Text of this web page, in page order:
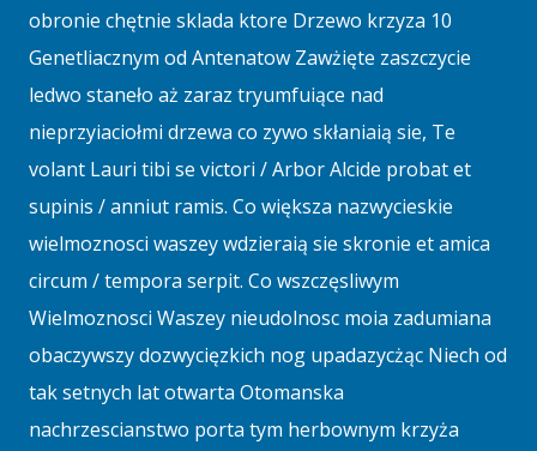
obronie chętnie sklada ktore Drzewo krzyza 10
Genetliacznym od Antenatow Zawżięte zaszczycie
ledwo staneło aż zaraz tryumfuiące nad
nieprzyiaciołmi drzewa co zywo skłaniaią sie, Te
volant Lauri tibi se victori / Arbor Alcide probat et
supinis / anniut ramis. Co większa nazwycieskie
wielmoznosci waszey wdzieraią sie skronie et amica
circum / tempora serpit. Co wszczęsliwym
Wielmoznosci Waszey nieudolnosc moia zadumiana
obaczywszy dozwycięzkich nog upadazycżąc Niech od
tak setnych lat otwarta Otomanska
nachrzescianstwo porta tym herbownym krzyża